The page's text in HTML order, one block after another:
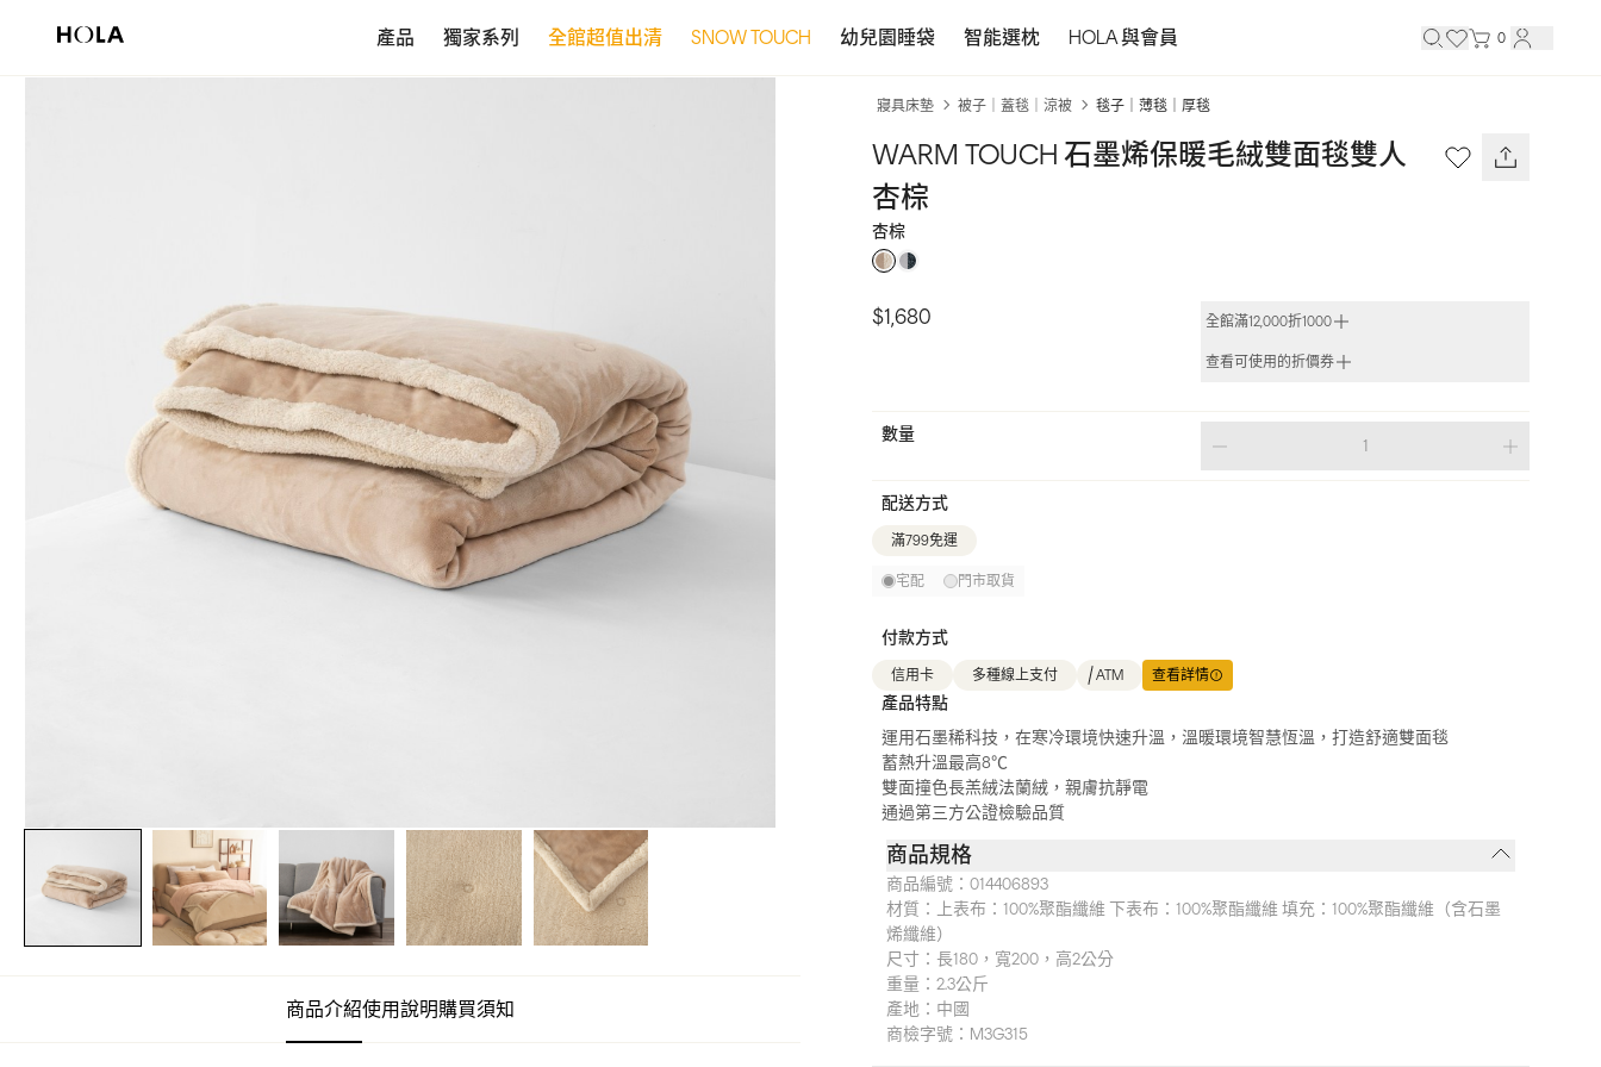
產品 獨家系列 全館超值出清 SNOW TOUCH 幼兒園睡袋 智能選枕 HOLA 與會員 0
商品介紹使用說明購買須知
寢具床墊 被子｜蓋毯｜涼被 毯子｜薄毯｜厚毯
WARM TOUCH 石墨烯保暖毛絨雙面毯雙人
杏棕
杏棕
$1,680 全館滿12,000折1000
查看可使用的折價券
數量
配送方式
滿799免運
宅配 門市取貨
付款方式
信用卡 多種線上支付 ATM 查看詳情
產品特點
運用石墨稀科技，在寒冷環境快速升溫，溫暖環境智慧恆溫，打造舒適雙面毯
蓄熱升溫最高8℃
雙面撞色長羔絨法蘭絨，親膚抗靜電
通過第三方公證檢驗品質
商品規格
商品編號： 014406893
材質：
上表布：100%聚酯纖維 下表布：100%聚酯纖維 填充：100%聚酯纖維（含石墨
烯纖維）
尺寸： 長180，寬200，高2公分
重量： 2.3公斤
產地： 中國
商檢字號： M3G315